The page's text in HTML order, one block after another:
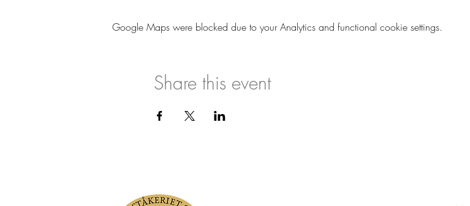
Google Maps were blocked due to your Analytics and functional cookie settings.
Share this event